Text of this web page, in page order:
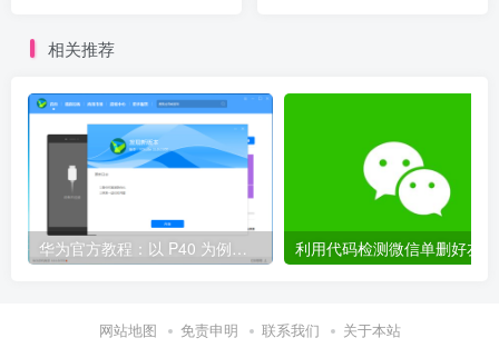
相关推荐
华为官方教程：以 P40 为例，鸿蒙 OS 2.0 Beta 版本回退到 EMUI 11 稳定版
网站地图 免责申明 联系我们 关于本站